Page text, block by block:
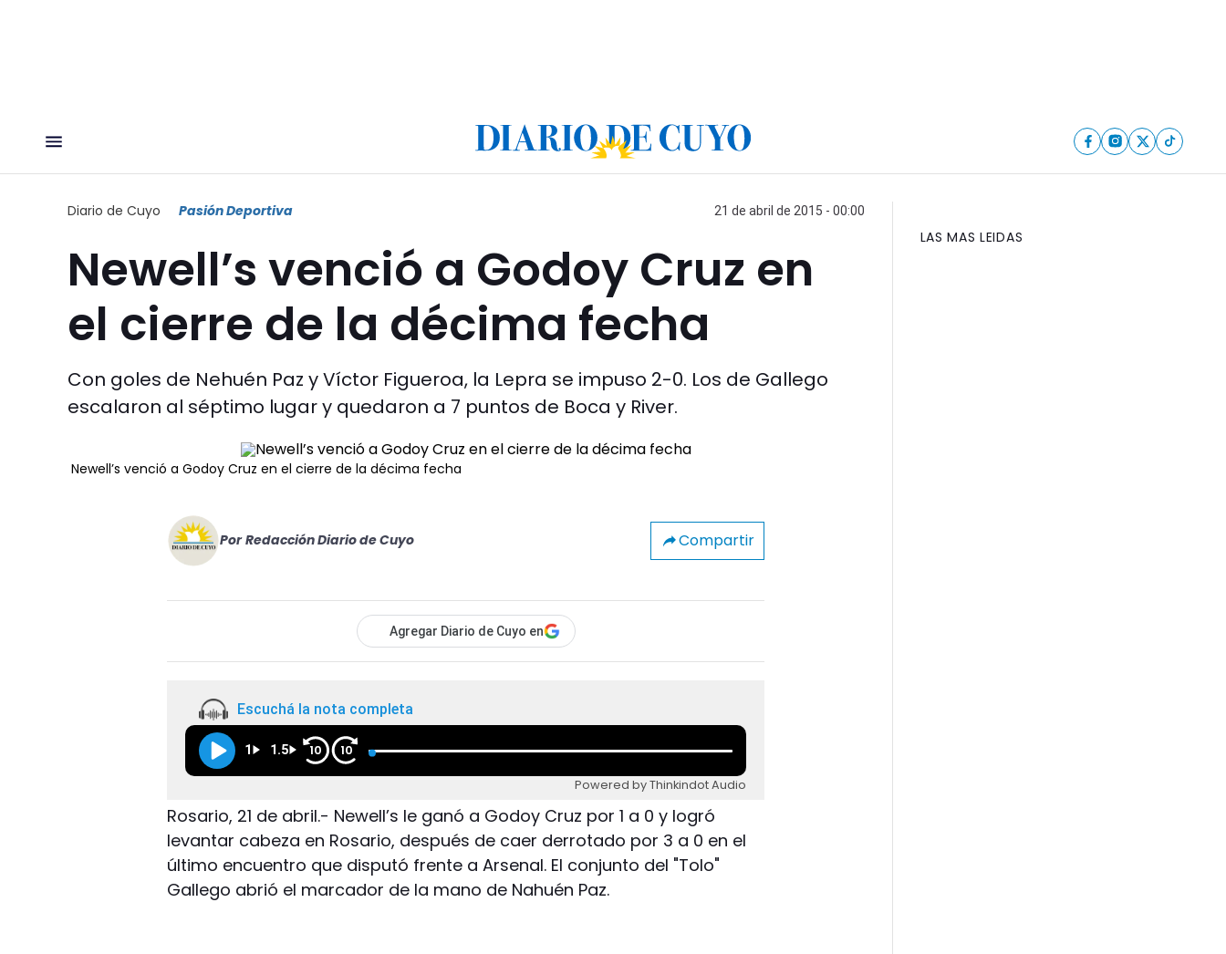
Diario de Cuyo Pasión Deportiva 21 de abril de 2015 - 00:00
Newell’s venció a Godoy Cruz en
el cierre de la décima fecha
Con goles de Nehuén Paz y Víctor Figueroa, la Lepra se impuso 2-0. Los de Gallego
escalaron al séptimo lugar y quedaron a 7 puntos de Boca y River.
Newell’s venció a Godoy Cruz en el cierre de la décima fecha
Por Redacción Diario de Cuyo Compartir
Agregar Diario de Cuyo en
Escuchá la nota completa
1 1.5 10 10
Powered by Thinkindot Audio
Rosario, 21 de abril.- Newell’s le ganó a Godoy Cruz por 1 a 0 y logró
levantar cabeza en Rosario, después de caer derrotado por 3 a 0 en el
último encuentro que disputó frente a Arsenal. El conjunto del "Tolo"
Gallego abrió el marcador de la mano de Nahuén Paz.
LAS MAS LEIDAS